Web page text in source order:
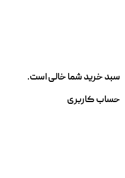
سبد خرید شما خالی است.
حساب کاربری